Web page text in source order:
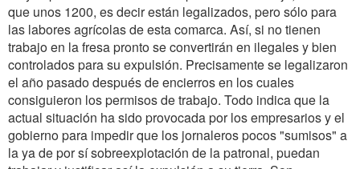
que unos 1200, es decir están legalizados, pero sólo para
las labores agrícolas de esta comarca. Así, si no tienen
trabajo en la fresa pronto se convertirán en ilegales y bien
controlados para su expulsión. Precisamente se legalizaron
el año pasado después de encierros en los cuales
consiguieron los permisos de trabajo. Todo indica que la
actual situación ha sido provocada por los empresarios y el
gobierno para impedir que los jornaleros pocos "sumisos" a
la ya de por sí sobreexplotación de la patronal, puedan